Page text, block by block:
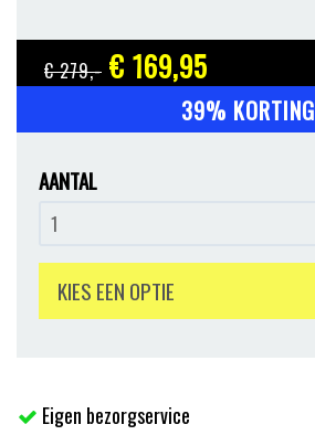
€ 279,- € 169,95
39% KORTING
AANTAL
KIES EEN OPTIE
Eigen bezorgservice